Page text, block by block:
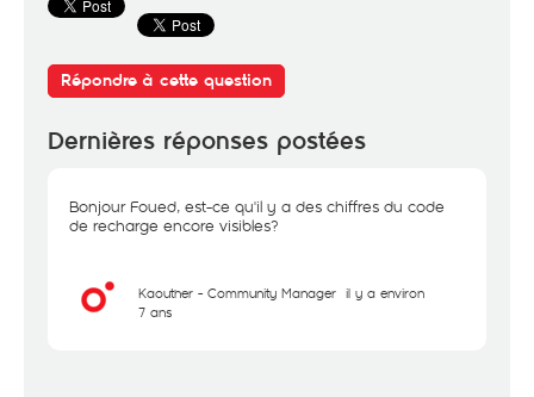
Répondre à cette question
Dernières réponses postées
Bonjour Foued, est-ce qu'il y a des chiffres du code
de recharge encore visibles?
Kaouther - Community Manager il y a environ
7 ans